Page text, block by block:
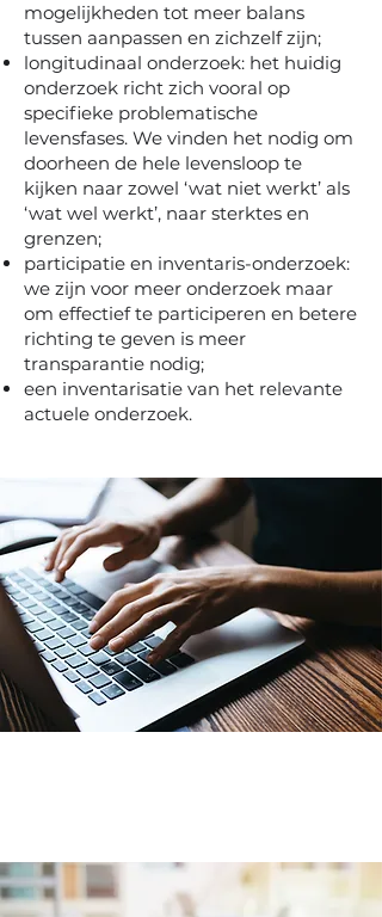
mogelijkheden tot meer balans
tussen aanpassen en zichzelf zijn;
longitudinaal onderzoek: het huidig
onderzoek richt zich vooral op
specifieke problematische
levensfases. We vinden het nodig om
doorheen de hele levensloop te
kijken naar zowel ‘wat niet werkt’ als
‘wat wel werkt’, naar sterktes en
grenzen;
participatie en inventaris-onderzoek:
we zijn voor meer onderzoek maar
om effectief te participeren en betere
richting te geven is meer
transparantie nodig;
een inventarisatie van het relevante
actuele onderzoek.